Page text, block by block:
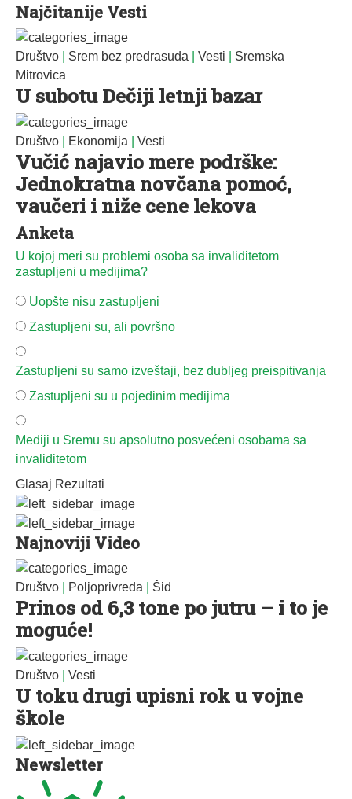
Najčitanije Vesti
Društvo Srem bez predrasuda Vesti
Sremska
Mitrovica
U subotu Dečiji letnji bazar
Društvo Ekonomija Vesti
Vučić najavio mere podrške:
Jednokratna novčana pomoć,
vaučeri i niže cene lekova
Anketa
U kojoj meri su problemi osoba sa invaliditetom
zastupljeni u medijima?
Uopšte nisu zastupljeni
Zastupljeni su, ali površno
Zastupljeni su samo izveštaji, bez dubljeg preispitivanja
Zastupljeni su u pojedinim medijima
Mediji u Sremu su apsolutno posvećeni osobama sa
invaliditetom
Glasaj Rezultati
Najnoviji Video
Društvo Poljoprivreda Šid
Prinos od 6,3 tone po jutru – i to je
moguće!
Društvo Vesti
U toku drugi upisni rok u vojne
škole
Newsletter